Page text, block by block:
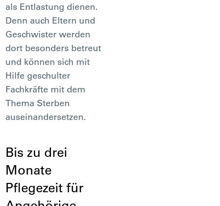
als Entlastung dienen.
Denn auch Eltern und
Geschwister werden
dort besonders betreut
und können sich mit
Hilfe geschulter
Fachkräfte mit dem
Thema Sterben
auseinandersetzen.
Bis zu drei
Monate
Pflegezeit für